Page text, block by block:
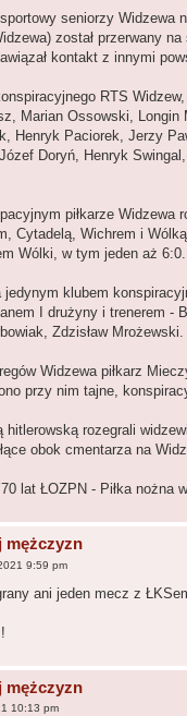
seniorzy Widzewa
został przerwany
kontakt z innymi
RTS
Marian Ossowski,
Henryk Paciorek, Jerzy
Doryń, Henryk
piłkarze
Cytadelą, Wichrem i
Wólki, w tym jeden aż 6:0.
jedynym klubem
I drużyny i trenerem -
Zdzisław
Widzewa piłkarz
przy nim tajne,
rozegrali
obok cmentarza na
lat ŁOZPN - Piłka nożna
mężczyzn
9:59 pm
ani jeden mecz z
mężczyzn
10:13 pm